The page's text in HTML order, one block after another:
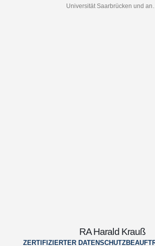
Universität Saarbrücken und an…
RA Harald Krauß
ZERTIFIZIERTER